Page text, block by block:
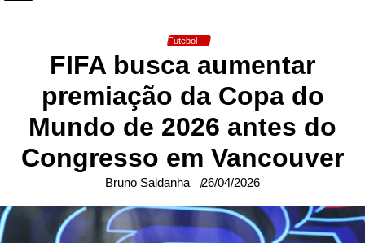
Futebol
FIFA busca aumentar
premiação da Copa do
Mundo de 2026 antes do
Congresso em Vancouver
Bruno Saldanha 26/04/2026